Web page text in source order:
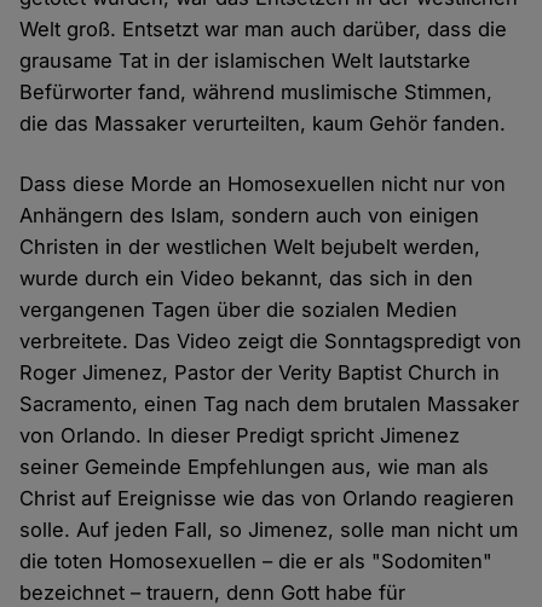
Welt groß. Entsetzt war man auch darüber, dass die
grausame Tat in der islamischen Welt lautstarke
Befürworter fand, während muslimische Stimmen,
die das Massaker verurteilten, kaum Gehör fanden.
Dass diese Morde an Homosexuellen nicht nur von
Anhängern des Islam, sondern auch von einigen
Christen in der westlichen Welt bejubelt werden,
wurde durch ein Video bekannt, das sich in den
vergangenen Tagen über die sozialen Medien
verbreitete. Das Video zeigt die Sonntagspredigt von
Roger Jimenez, Pastor der Verity Baptist Church in
Sacramento, einen Tag nach dem brutalen Massaker
von Orlando. In dieser Predigt spricht Jimenez
seiner Gemeinde Empfehlungen aus, wie man als
Christ auf Ereignisse wie das von Orlando reagieren
solle. Auf jeden Fall, so Jimenez, solle man nicht um
die toten Homosexuellen – die er als "Sodomiten"
bezeichnet – trauern, denn Gott habe für